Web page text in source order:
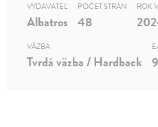
VYDAVATEĽ
Albatros
POČET STRÁN
48
ROK
VÄZBA
Tvrdá väzba / Hardback